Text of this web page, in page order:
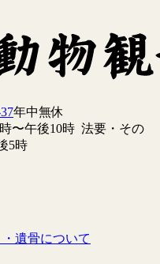
年中無休
〜午後10時 法要・その
5時
遺骨について